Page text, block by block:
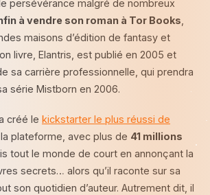
persévérance malgré de nombreux
à vendre son roman à Tor Books
maisons d’édition de fantasy et
livre, Elantris, est publié en 2005 et
sa carrière professionnelle, qui prendra
série Mistborn en 2006.
créé le kickstarter le plus réussi de
plateforme, avec plus de 41 millions
tout le monde de court en annonçant la
secrets… alors qu’il raconte sur sa
son quotidien d’auteur. Autrement dit, il